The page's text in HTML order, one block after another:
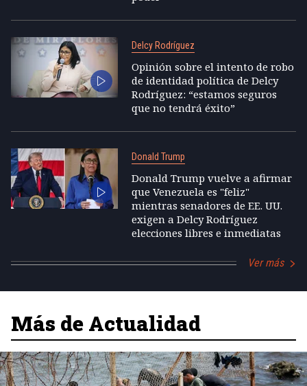
Delcy Rodríguez
Opinión sobre el intento de robo
de identidad política de Delcy
Rodríguez: “estamos seguros
que no tendrá éxito”
Donald Trump
Donald Trump vuelve a afirmar
que Venezuela es "feliz"
mientras senadores de EE. UU.
exigen a Delcy Rodríguez
elecciones libres e inmediatas
Ver más
Más de Actualidad